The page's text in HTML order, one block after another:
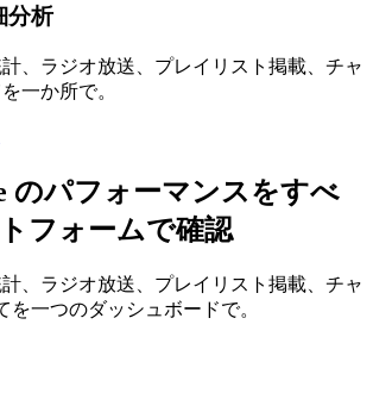
分析
、ラジオ放送、プレイリスト掲載、チャ
一か所で。
のパフォーマンスをすべ
フォームで確認
、ラジオ放送、プレイリスト掲載、チャ
一つのダッシュボードで。